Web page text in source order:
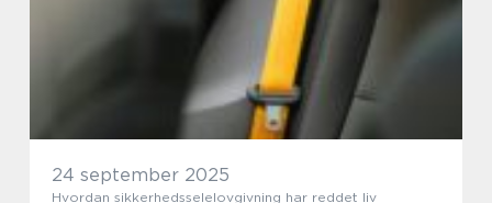
24 september 2025
Hvordan sikkerhedsselelovgivning har reddet liv